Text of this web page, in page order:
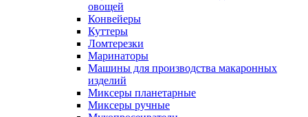
овощей
Конвейеры
Куттеры
Ломтерезки
Маринаторы
Машины для производства макаронных
изделий
Миксеры планетарные
Миксеры ручные